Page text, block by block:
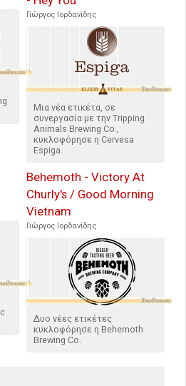
Γιώργος Ιορδανίδης
Μια νέα ετικέτα, σε
συνεργασία με την Tripping
Animals Brewing Co.,
κυκλοφόρησε η Cervesa
Espiga.
Behemoth - Victory At
Churly's / Good Morning
Vietnam
Γιώργος Ιορδανίδης
Δυο νέες ετικέτες
κυκλοφόρησε η Behemoth
Brewing Co.